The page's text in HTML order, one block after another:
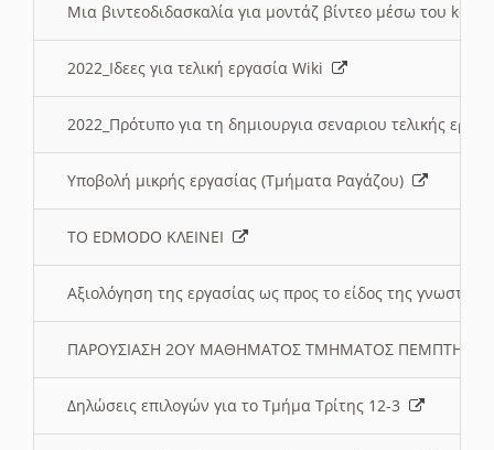
Μια βιντεοδιδασκαλία για μοντάζ βίντεο μέσω του
2022_Ιδεες για τελική εργασία Wiki
2022_Πρότυπο για τη δημιουργια σεναριου τελικής
Υποβολή μικρής εργασίας (Τμήματα Ραγάζου)
ΤΟ EDMODO ΚΛΕΙΝΕΙ
Αξιολόγηση της εργασίας ως προς το είδος της
ΠΑΡΟΥΣΙΑΣΗ 2ΟΥ ΜΑΘΗΜΑΤΟΣ ΤΜΗΜΑΤΟΣ
Δηλώσεις επιλογών για το Τμήμα Τρίτης 12-3